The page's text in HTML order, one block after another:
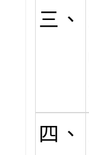
三、
四、